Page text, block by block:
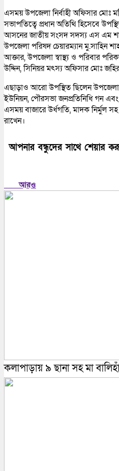
এসময় উপজেলা নির্বাহী অফিসার মোঃ
সভাপতিত্বে প্রধান অতিথি হিসেবে
আসনের জাতীয় সংসদ সদস্য এস এম
উপজেলা পরিষদ চেয়ারম্যান মু.সাহিন
আক্তার, উপজেলা স্বাস্থ্য ও পরিবার
উদ্দিন, সিনিয়র মৎস্য অফিসার মোঃ
এছাড়াও আরো উপস্থিত ছিলেন
ইউনিয়ন, পৌরসভা জনপ্রতিনিধি গন
এসময় বাজারে উর্ধগতি, মাদক নির্মুল
রাখেন।
আপনার বন্ধুদের সাথে শেয়ার
আরও
কলাপাড়ায় ৯ ছানা সহ মা